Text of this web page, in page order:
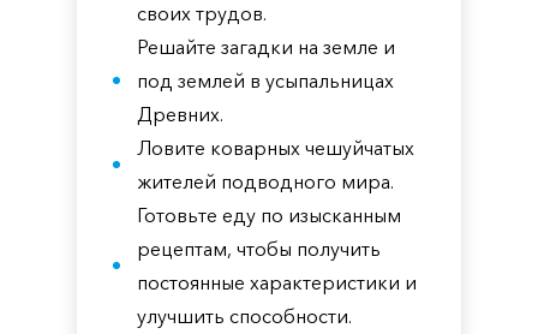
своих трудов.
Решайте загадки на земле и
под землей в усыпальницах
Древних.
Ловите коварных чешуйчатых
жителей подводного мира.
Готовьте еду по изысканным
рецептам, чтобы получить
постоянные характеристики и
улучшить способности.